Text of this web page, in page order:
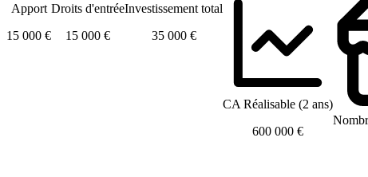
Apport
15 000 €
Droits d'entrée
15 000 €
Investissement total
35 000 €
CA Réalisable (2 ans)
600 000 €